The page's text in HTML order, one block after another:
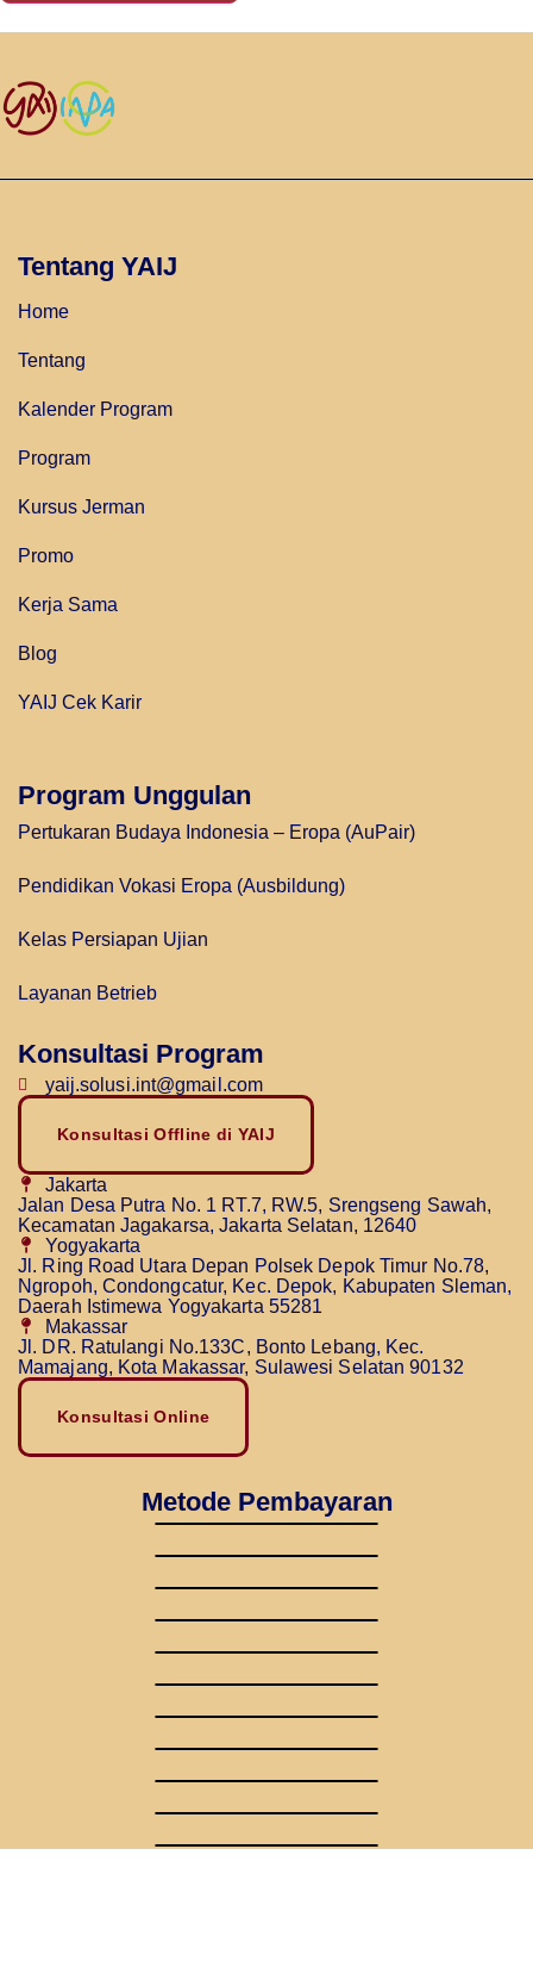
Tentang YAIJ
Home
Tentang
Kalender Program
Program
Kursus Jerman
Promo
Kerja Sama
Blog
YAIJ Cek Karir
Program Unggulan
Pertukaran Budaya Indonesia – Eropa (AuPair)
Pendidikan Vokasi Eropa (Ausbildung)
Kelas Persiapan Ujian
Layanan Betrieb
Konsultasi Program
yaij.solusi.int@gmail.com
Konsultasi Offline di YAIJ
Jakarta
Jalan Desa Putra No. 1 RT.7, RW.5, Srengseng Sawah,
Kecamatan Jagakarsa, Jakarta Selatan, 12640
Yogyakarta
Jl. Ring Road Utara Depan Polsek Depok Timur No.78,
Ngropoh, Condongcatur, Kec. Depok, Kabupaten Sleman,
Daerah Istimewa Yogyakarta 55281
Makassar
Jl. DR. Ratulangi No.133C, Bonto Lebang, Kec.
Mamajang, Kota Makassar, Sulawesi Selatan 90132
Konsultasi Online
Metode Pembayaran